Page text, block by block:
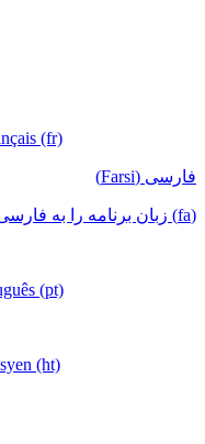
(fr)
فارسی (Farsi)
(fa) زبان برنامه را به فارسی تغییر دهید
(pt)
(ht)